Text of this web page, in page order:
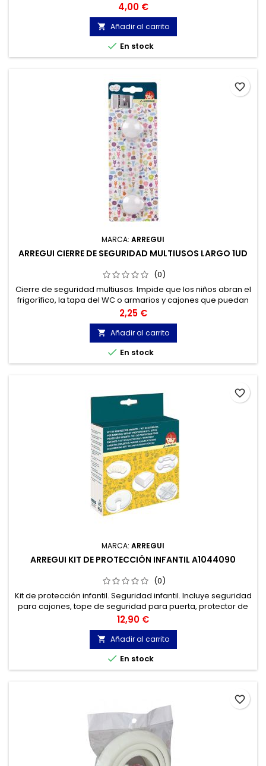
Lagrimitas/gotas de silicona adhesivas. Alto 3mm ancho
17mm. Transparentes.
Precio
4,00 €
 Añadir al carrito
 En stock
MARCA: ARREGUI
ARREGUI CIERRE DE SEGURIDAD MULTIUSOS LARGO 1UD
(0)
Cierre de seguridad multiusos. Impide que los niños abran el
frigorífico, la tapa del WC o armarios y cajones que puedan
contener materiales peligrosos.
Precio
2,25 €
 Añadir al carrito
 En stock
favorite_border
MARCA: ARREGUI
ARREGUI KIT DE PROTECCIÓN INFANTIL A1044090
(0)
Kit de protección infantil. Seguridad infantil. Incluye seguridad
para cajones, tope de seguridad para puerta, protector de
esquinas, protector de enchufes y cierre de seguridad
multiusos.
Precio
12,90 €
 Añadir al carrito
 En stock
favorite_border
favorite_border